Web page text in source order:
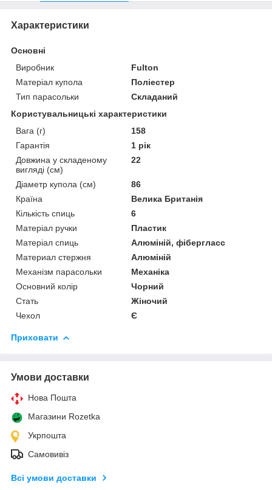
Характеристики
Основні
Виробник
Fulton
Матеріал купола
Поліестер
Тип парасольки
Складаний
Користувальницькі характеристики
Вага (г)
158
Гарантія
1 рік
Довжина у складеному
вигляді (см)
22
Діаметр купола (см)
86
Країна
Велика Британія
Кількість спиць
6
Матеріал ручки
Пластик
Матеріал спиць
Алюміній, фібергласс
Материал стержня
Алюміній
Механізм парасольки
Механіка
Основний колір
Чорний
Стать
Жіночий
Чехол
Є
Приховати
Умови доставки
Нова Пошта
Магазини Rozetka
Укрпошта
Самовивіз
Всі умови доставки